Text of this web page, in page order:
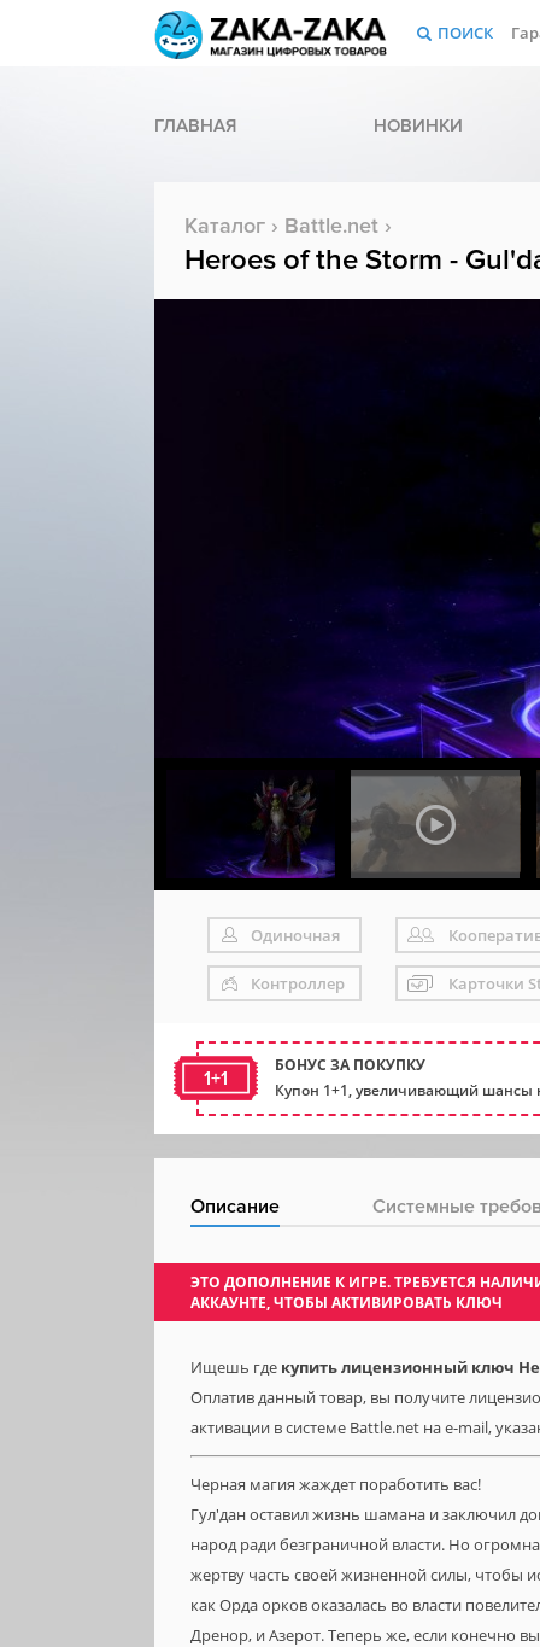
ПОИСК
ГЛАВНАЯ НОВИНКИ
Каталог › Battle.net ›
Heroes of the Storm -
Одиночная
Контроллер Карточки
1+1
БОНУС ЗА ПОКУПКУ
Купон 1+1, увеличивающий шансы
Описание Системные
ЭТО ДОПОЛНЕНИЕ К ИГРЕ. ТРЕБУЕТСЯ
АККАУНТЕ, ЧТОБЫ АКТИВИРОВАТЬ КЛЮЧ
Ищешь где купить лицензионный ключ
Оплатив данный товар, вы получите
активации в системе Battle.net на e-mail,
Черная магия жаждет поработить вас!
Гул'дан оставил жизнь шамана и заключил
народ ради безграничной власти. Но
жертву часть своей жизненной силы, чтобы
как Орда орков оказалась во власти
Дренор, и Азерот. Теперь же, если конечно